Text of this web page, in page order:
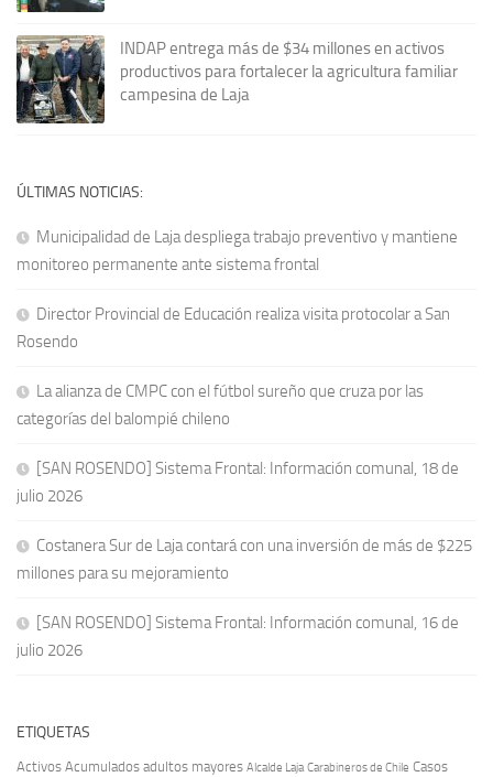
INDAP entrega más de $34 millones en activos
productivos para fortalecer la agricultura familiar
campesina de Laja
ÚLTIMAS NOTICIAS:
Municipalidad de Laja despliega trabajo preventivo y mantiene
monitoreo permanente ante sistema frontal
Director Provincial de Educación realiza visita protocolar a San
Rosendo
La alianza de CMPC con el fútbol sureño que cruza por las
categorías del balompié chileno
[SAN ROSENDO] Sistema Frontal: Información comunal, 18 de
julio 2026
Costanera Sur de Laja contará con una inversión de más de $225
millones para su mejoramiento
[SAN ROSENDO] Sistema Frontal: Información comunal, 16 de
julio 2026
ETIQUETAS
Activos Acumulados adultos mayores Alcalde Laja Carabineros de Chile Casos